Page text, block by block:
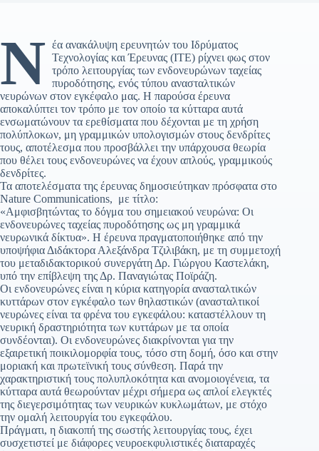
Ν έα ανακάλυψη ερευνητών του Ιδρύματος
Τεχνολογίας και Έρευνας (ΙΤΕ) ρίχνει φως στον
τρόπο λειτουργίας των ενδονευρώνων ταχείας
πυροδότησης, ενός τύπου ανασταλτικών
νευρώνων στον εγκέφαλο μας. Η παρούσα έρευνα
αποκαλύπτει τον τρόπο με τον οποίο τα κύτταρα αυτά
ενσωματώνουν τα ερεθίσματα που δέχονται με τη χρήση
πολύπλοκων, μη γραμμικών υπολογισμών στους δενδρίτες
τους, αποτέλεσμα που προσβάλλει την υπάρχουσα θεωρία
που θέλει τους ενδονευρώνες να έχουν απλούς, γραμμικούς
δενδρίτες.
Τα αποτελέσματα της έρευνας δημοσιεύτηκαν πρόσφατα στο
Nature Communications, με τίτλο:
«Αμφισβητώντας το δόγμα του σημειακού νευρώνα: Οι
ενδονευρώνες ταχείας πυροδότησης ως μη γραμμικά
νευρωνικά δίκτυα». Η έρευνα πραγματοποιήθηκε από την
υποψήφια Διδάκτορα Αλεξάνδρα Τζιλιβάκη, με τη συμμετοχή
του μεταδιδακτορικού συνεργάτη Δρ. Γιώργου Καστελάκη,
υπό την επίβλεψη της Δρ. Παναγιώτας Ποϊράζη.
Οι ενδονευρώνες είναι η κύρια κατηγορία ανασταλτικών
κυττάρων στον εγκέφαλο των θηλαστικών (ανασταλτικοί
νευρώνες είναι τα φρένα του εγκεφάλου: καταστέλλουν τη
νευρική δραστηριότητα των κυττάρων με τα οποία
συνδέονται). Οι ενδονευρώνες διακρίνονται για την
εξαιρετική ποικιλομορφία τους, τόσο στη δομή, όσο και στην
μοριακή και πρωτεϊνική τους σύνθεση. Παρά την
χαρακτηριστική τους πολυπλοκότητα και ανομοιογένεια, τα
κύτταρα αυτά θεωρούνταν μέχρι σήμερα ως απλοί ελεγκτές
της διεγερσιμότητας των νευρικών κυκλωμάτων, με στόχο
την ομαλή λειτουργία του εγκεφάλου.
Πράγματι, η διακοπή της σωστής λειτουργίας τους, έχει
συσχετιστεί με διάφορες νευροεκφυλιστικές διαταραχές